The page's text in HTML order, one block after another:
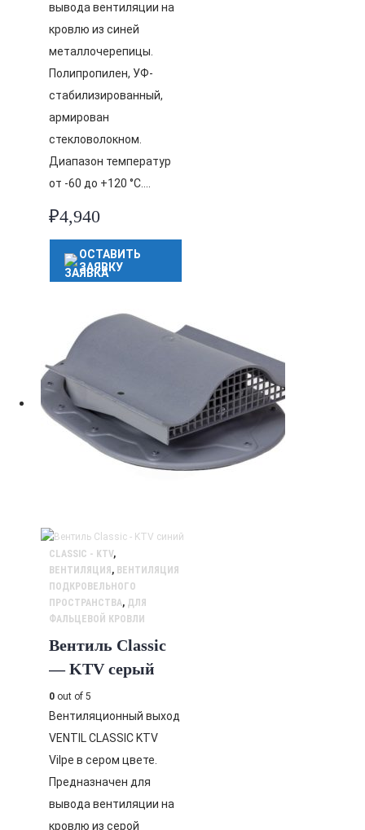
вывода вентиляции на
кровлю из синей
металлочерепицы.
Полипропилен, УФ-
стабилизированный,
армирован
стекловолокном.
Диапазон температур
от -60 до +120 °C….
₽4,940
ОСТАВИТЬ
ЗАЯВКУ
CLASSIC - KTV,
ВЕНТИЛЯЦИЯ, ВЕНТИЛЯЦИЯ
ПОДКРОВЕЛЬНОГО
ПРОСТРАНСТВА, ДЛЯ
ФАЛЬЦЕВОЙ КРОВЛИ
Вентиль Classic
— KTV серый
0 out of 5
Вентиляционный выход
VENTIL CLASSIC KTV
Vilpe в сером цвете.
Предназначен для
вывода вентиляции на
кровлю из серой